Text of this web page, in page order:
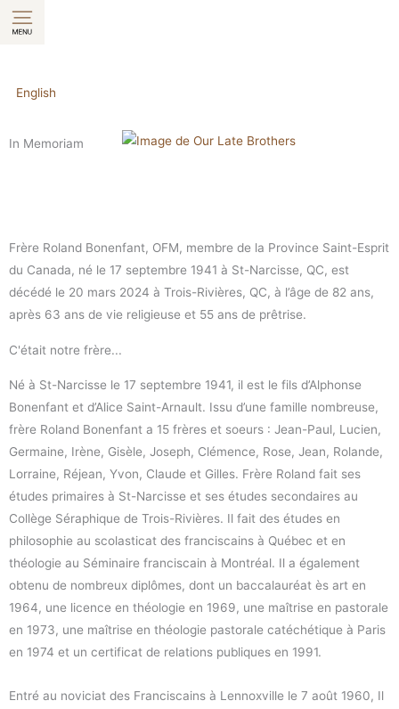
Aller
au
English
In Memoriam
Frère Roland Bonenfant, OFM, membre de la Province Saint-Esprit
du Canada, né le 17 septembre 1941 à St-Narcisse, QC, est
décédé le 20 mars 2024 à Trois-Rivières, QC, à l’âge de 82 ans,
après 63 ans de vie religieuse et 55 ans de prêtrise.
C'était notre frère...
Né à St-Narcisse le 17 septembre 1941, il est le fils d’Alphonse
Bonenfant et d’Alice Saint-Arnault. Issu d’une famille nombreuse,
frère Roland Bonenfant a 15 frères et soeurs : Jean-Paul, Lucien,
Germaine, Irène, Gisèle, Joseph, Clémence, Rose, Jean, Rolande,
Lorraine, Réjean, Yvon, Claude et Gilles. Frère Roland fait ses
études primaires à St-Narcisse et ses études secondaires au
Collège Séraphique de Trois-Rivières. Il fait des études en
philosophie au scolasticat des franciscains à Québec et en
théologie au Séminaire franciscain à Montréal. Il a également
obtenu de nombreux diplômes, dont un baccalauréat ès art en
1964, une licence en théologie en 1969, une maîtrise en pastorale
en 1973, une maîtrise en théologie pastorale catéchétique à Paris
en 1974 et un certificat de relations publiques en 1991.
Entré au noviciat des Franciscains à Lennoxville le 7 août 1960, Il